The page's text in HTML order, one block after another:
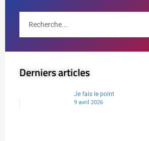
Derniers articles
Je fais le point
9 avril 2026